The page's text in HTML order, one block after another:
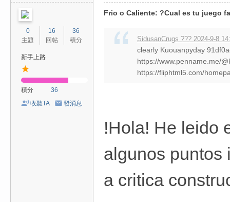
0
主題
16
回帖
36
積分
新手上路
積分
36
收聽TA
發消息
Frio o Caliente: ?Cual es tu juego
SidusanCrugs ??? 2024-9-8
clearly Kuouanpyday
https://www.penname.me/
https://fliphtml5.com/
!Hola! He leido
algunos puntos
a critica